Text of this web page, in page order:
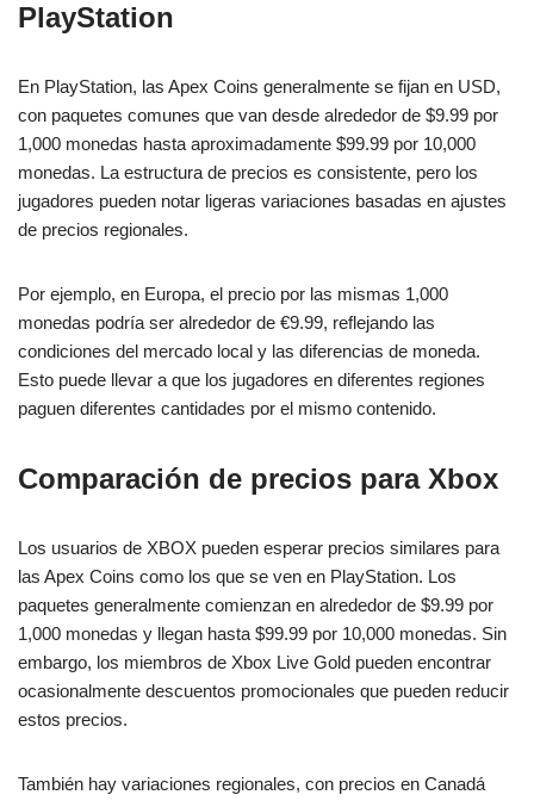
PlayStation
En PlayStation, las Apex Coins generalmente se fijan en USD,
con paquetes comunes que van desde alrededor de $9.99 por
1,000 monedas hasta aproximadamente $99.99 por 10,000
monedas. La estructura de precios es consistente, pero los
jugadores pueden notar ligeras variaciones basadas en ajustes
de precios regionales.
Por ejemplo, en Europa, el precio por las mismas 1,000
monedas podría ser alrededor de €9.99, reflejando las
condiciones del mercado local y las diferencias de moneda.
Esto puede llevar a que los jugadores en diferentes regiones
paguen diferentes cantidades por el mismo contenido.
Comparación de precios para Xbox
Los usuarios de XBOX pueden esperar precios similares para
las Apex Coins como los que se ven en PlayStation. Los
paquetes generalmente comienzan en alrededor de $9.99 por
1,000 monedas y llegan hasta $99.99 por 10,000 monedas. Sin
embargo, los miembros de Xbox Live Gold pueden encontrar
ocasionalmente descuentos promocionales que pueden reducir
estos precios.
También hay variaciones regionales, con precios en Canadá